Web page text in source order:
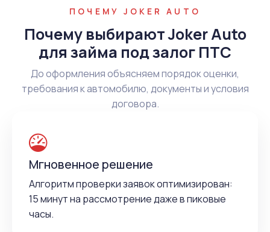
ПОЧЕМУ JOKER AUTO
Почему выбирают Joker Auto
для займа под залог ПТС
До оформления объясняем порядок оценки,
требования к автомобилю, документы и условия
договора.
Мгновенное решение
Алгоритм проверки заявок оптимизирован:
15 минут на рассмотрение даже в пиковые
часы.